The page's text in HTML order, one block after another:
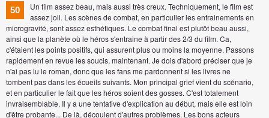
50
Un film assez beau, mais aussi très creux. Techniquement, le film est
assez joli. Les scènes de combat, en particulier les entrainements en
microgravité, sont assez esthétiques. Le combat final est plutôt beau aussi,
ainsi que la planète où le héros s'entraine à partir des 2/3 du film. Ca,
c'étaient les points positifs, qui assurent plus ou moins la moyenne. Passons
rapidement en revue les soucis, maintenant. Je dois d'abord préciser que je
n'ai pas lu le roman, donc que les fans me pardonnent si les livres ne
tombent pas dans les écueils suivants. Mon principal grief vient du scénario,
et en particulier le fait que les héros soient des gosses. C'est totalement
invraisemblable. Il y a une tentative d'explication au début, mais elle est loin
d'être probante... De là, découlent d'autres problèmes. Les bons acteurs